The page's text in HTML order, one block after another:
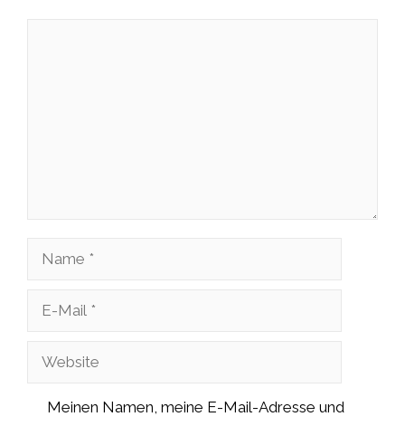
Name
Website
Meinen Namen, meine E-Mail-Adresse und